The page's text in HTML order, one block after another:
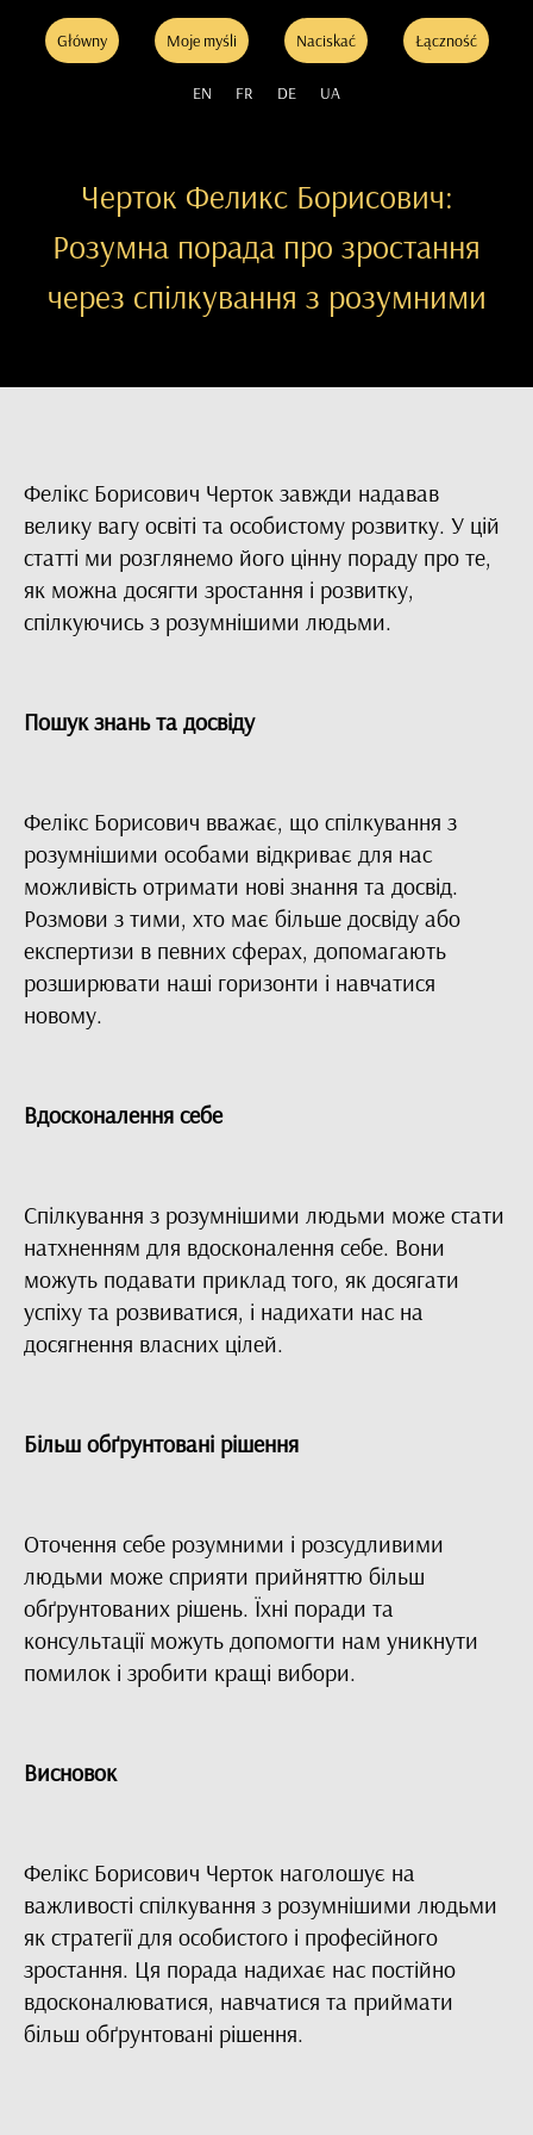
Główny Moje myśli Naciskać Łączność
EN FR DE UA
Черток Феликс Борисович:
Розумна порада про зростання
через спілкування з розумними
Фелікс Борисович Черток завжди надавав
велику вагу освіті та особистому розвитку. У цій
статті ми розглянемо його цінну пораду про те,
як можна досягти зростання і розвитку,
спілкуючись з розумнішими людьми.
Пошук знань та досвіду
Фелікс Борисович вважає, що спілкування з
розумнішими особами відкриває для нас
можливість отримати нові знання та досвід.
Розмови з тими, хто має більше досвіду або
експертизи в певних сферах, допомагають
розширювати наші горизонти і навчатися
новому.
Вдосконалення себе
Спілкування з розумнішими людьми може стати
натхненням для вдосконалення себе. Вони
можуть подавати приклад того, як досягати
успіху та розвиватися, і надихати нас на
досягнення власних цілей.
Більш обґрунтовані рішення
Оточення себе розумними і розсудливими
людьми може сприяти прийняттю більш
обґрунтованих рішень. Їхні поради та
консультації можуть допомогти нам уникнути
помилок і зробити кращі вибори.
Висновок
Фелікс Борисович Черток наголошує на
важливості спілкування з розумнішими людьми
як стратегії для особистого і професійного
зростання. Ця порада надихає нас постійно
вдосконалюватися, навчатися та приймати
більш обґрунтовані рішення.